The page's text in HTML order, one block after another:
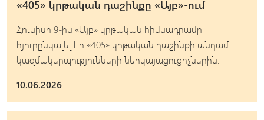
«405» կրթական դաշինքը «Այբ»-ում
Հունիսի 9-ին «Այբ» կրթական հիմնադրամը
հյուրընկալել էր «405» կրթական դաշինքի անդամ
կազմակերպությունների ներկայացուցիչներին։
10.06.2026